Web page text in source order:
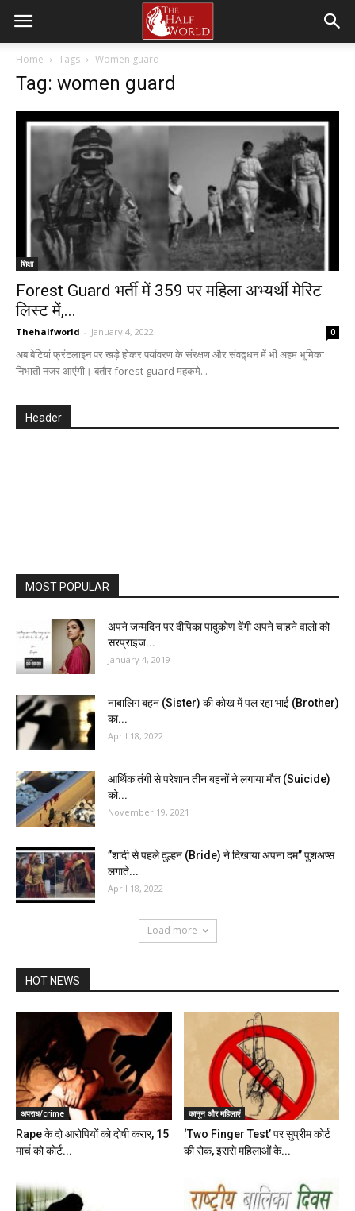
Home Tags Women guard
Tag: women guard
शिक्षा
Forest Guard भर्ती में 359 पर महिला अभ्यर्थी मेरिट
लिस्ट में,...
Thehalfworld - January 4, 2022 0
अब बेटियां फ्रंटलाइन पर खड़े होकर पर्यावरण के संरक्षण और संवद्र्धन में भी अहम भूमिका
निभाती नजर आएंगी। बतौर forest guard महकमे...
Header
MOST POPULAR
अपने जन्मदिन पर दीपिका पादुकोण देंगी अपने चाहने वालो को
सरप्राइज...
January 4, 2019
नाबालिग बहन (Sister) की कोख में पल रहा भाई (Brother)
का...
April 18, 2022
आर्थिक तंगी से परेशान तीन बहनों ने लगाया मौत (Suicide)
को...
November 19, 2021
”शादी से पहले दुल्हन (Bride) ने दिखाया अपना दम” पुशअप्स
लगाते...
April 18, 2022
Load more
HOT NEWS
अपराध/crime
Rape के दो आरोपियों को दोषी करार, 15
मार्च को कोर्ट...
कानून और महिलाएं
‘Two Finger Test’ पर सुप्रीम कोर्ट
की रोक, इससे महिलाओं के...